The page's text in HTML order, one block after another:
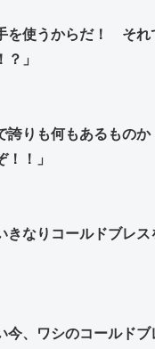
を使うからだ！　そ
」
誇りも何もあるもの
！」
きなりコールドブレス
今、ワシのコールド